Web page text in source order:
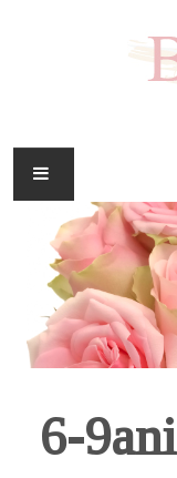
FAMILIE
CASA
HOBBY
6-9ani